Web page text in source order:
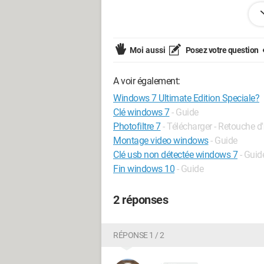
http://i95.servimg.com/u/f95/13/15/
Le bureau:
Qu'en pensez vous?, est-ce une vraie
J'aimerais aussi savoir ou l'acheter car
Merci.
Moi aussi Posez votre question
A voir également:
Windows 7 Ultimate Edition Speciale?
Clé windows 7- Guide
Photofiltre 7- Télécharger - Retouche
Montage video windows- Guide
Clé usb non détectée windows 7 -
Fin windows 10 - Guide
2 réponses
RÉPONSE 1 / 2